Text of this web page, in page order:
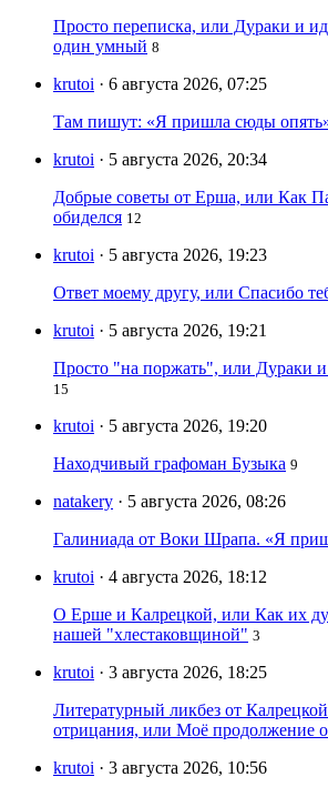
Просто переписка, или Дураки и
один умный 8
krutoi · 6 августа 2026, 07:25
Там пишут: «Я пришла сюды
krutoi · 5 августа 2026, 20:34
Добрые советы от Ерша, или Как
обиделся 12
krutoi · 5 августа 2026, 19:23
Ответ моему другу, или Спасибо
krutoi · 5 августа 2026, 19:21
Просто "на поржать", или Дураки
15
krutoi · 5 августа 2026, 19:20
Находчивый графоман Бузыка 9
natakery · 5 августа 2026, 08:26
Галиниада от Воки Шрапа. «Я
krutoi · 4 августа 2026, 18:12
О Ерше и Калрецкой, или Как их
нашей "хлестаковщиной" 3
krutoi · 3 августа 2026, 18:25
Литературный ликбез от
отрицания, или Моё продолжение
krutoi · 3 августа 2026, 10:56